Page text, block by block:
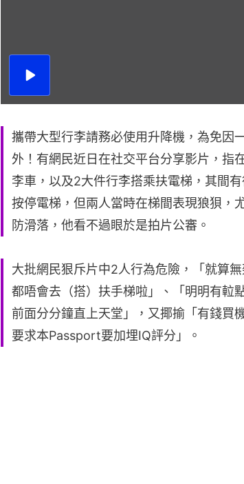
播
攜帶大型行李請務必使用升降機，為免因
外！有網民近日在社交平台分享影片，指
李車，以及2大件行李搭乘扶電梯，其間
按停電梯，但兩人當時在梯間表現狼狽，
防滑落，他看不過眼於是拍片公審。
大批網民狠斥片中2人行為危險，「就算
都唔會去（搭）扶手梯啦」、「明明有𨋢
前面分分鐘直上天堂」，又揶揄「有錢買
要求本Passport要加埋IQ評分」。